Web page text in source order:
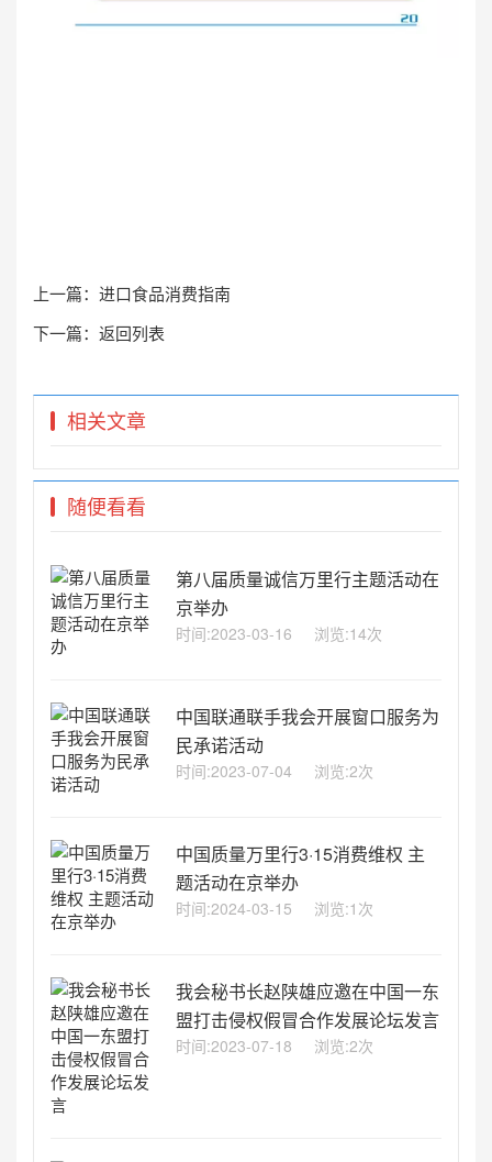
上一篇： 进口食品消费指南
下一篇： 返回列表
相关文章
随便看看
第八届质量诚信万里行主题活动在
京举办
时间:2023-03-16 浏览:14次
中国联通联手我会开展窗口服务为
民承诺活动
时间:2023-07-04 浏览:2次
中国质量万里行3·15消费维权 主
题活动在京举办
时间:2024-03-15 浏览:1次
我会秘书长赵陕雄应邀在中国一东
盟打击侵权假冒合作发展论坛发言
时间:2023-07-18 浏览:2次